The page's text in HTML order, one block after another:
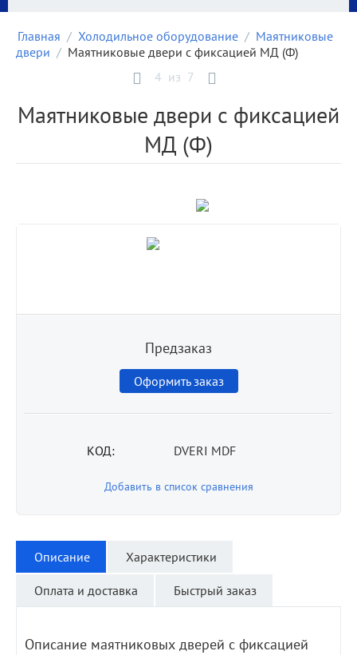
Главная / Холодильное оборудование / Маятниковые
двери / Маятниковые двери с фиксацией МД (Ф)
4 из 7
Маятниковые двери с фиксацией
МД (Ф)
Предзаказ
Оформить заказ
КОД: DVERI MDF
Добавить в список сравнения
Описание Характеристики
Оплата и доставка Быстрый заказ
Описание маятниковых дверей с фиксацией